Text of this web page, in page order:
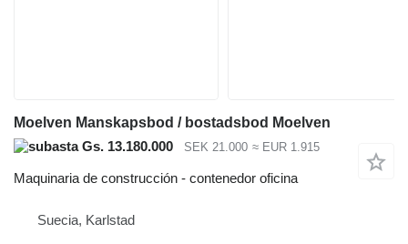
Moelven Manskapsbod / bostadsbod Moelven
Gs. 13.180.000
SEK 21.000 ≈ EUR 1.915
Maquinaria de construcción - contenedor oficina
Suecia, Karlstad